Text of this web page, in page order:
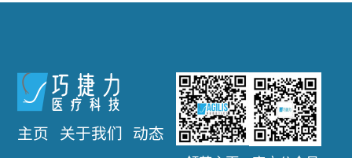
主页 关于我们 动态